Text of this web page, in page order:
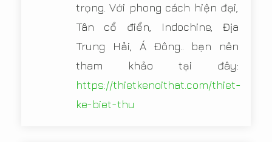
trọng. Với phong cách hiện đại,
Tân cổ điển, Indochine, Địa
Trung Hải, Á Đông.. bạn nên
tham khảo tại đây:
https://thietkenoithat.com/thiet-
ke-biet-thu